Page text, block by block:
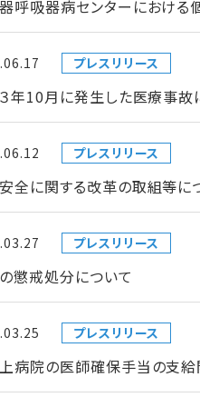
呼吸器病センターにおける
プレスリリース
年10月に発生した医療事故
プレスリリース
全に関する改革の取組等に
プレスリリース
懲戒処分について
プレスリリース
病院の医師確保手当の支給